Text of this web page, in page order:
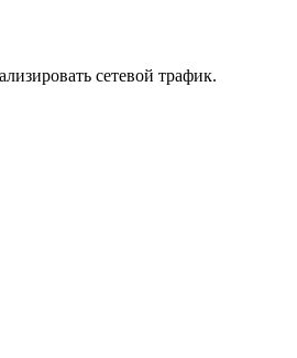
сетевой трафик.